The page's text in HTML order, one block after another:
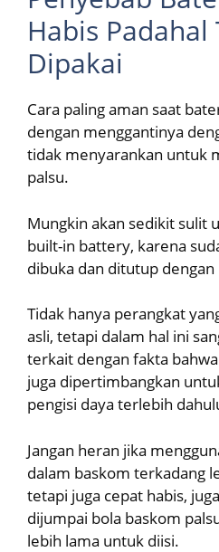
Habis Padahal
Dipakai
Cara paling aman saat
dengan menggantinya
tidak menyarankan untuk
palsu.
Mungkin akan sedikit sulit
built-in battery, karena
dibuka dan ditutup
Tidak hanya perangkat
asli, tetapi dalam hal ini
terkait dengan fakta
juga dipertimbangkan
pengisi daya terlebih
Jangan heran jika
dalam baskom terkadang
tetapi juga cepat habis,
dijumpai bola baskom
lebih lama untuk diisi.